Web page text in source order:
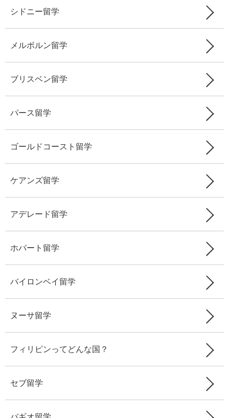
シドニー留学
メルボルン留学
ブリスベン留学
パース留学
ゴールドコースト留学
ケアンズ留学
アデレード留学
ホバート留学
バイロンベイ留学
ヌーサ留学
フィリピンってどんな国？
セブ留学